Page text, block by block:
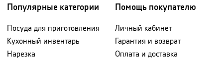
Популярные категории
Посуда для приготовления
Кухонный инвентарь
Нарезка
Помощь покупателю
Личный кабинет
Гарантия и возврат
Оплата и доставка